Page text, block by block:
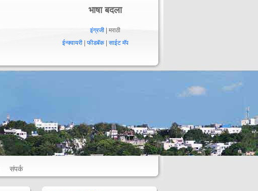
भाषा बदला
इंग्रजी | मराठी
ईन्क्वायरी
फीडबॅक साईट मॅप
संपर्क